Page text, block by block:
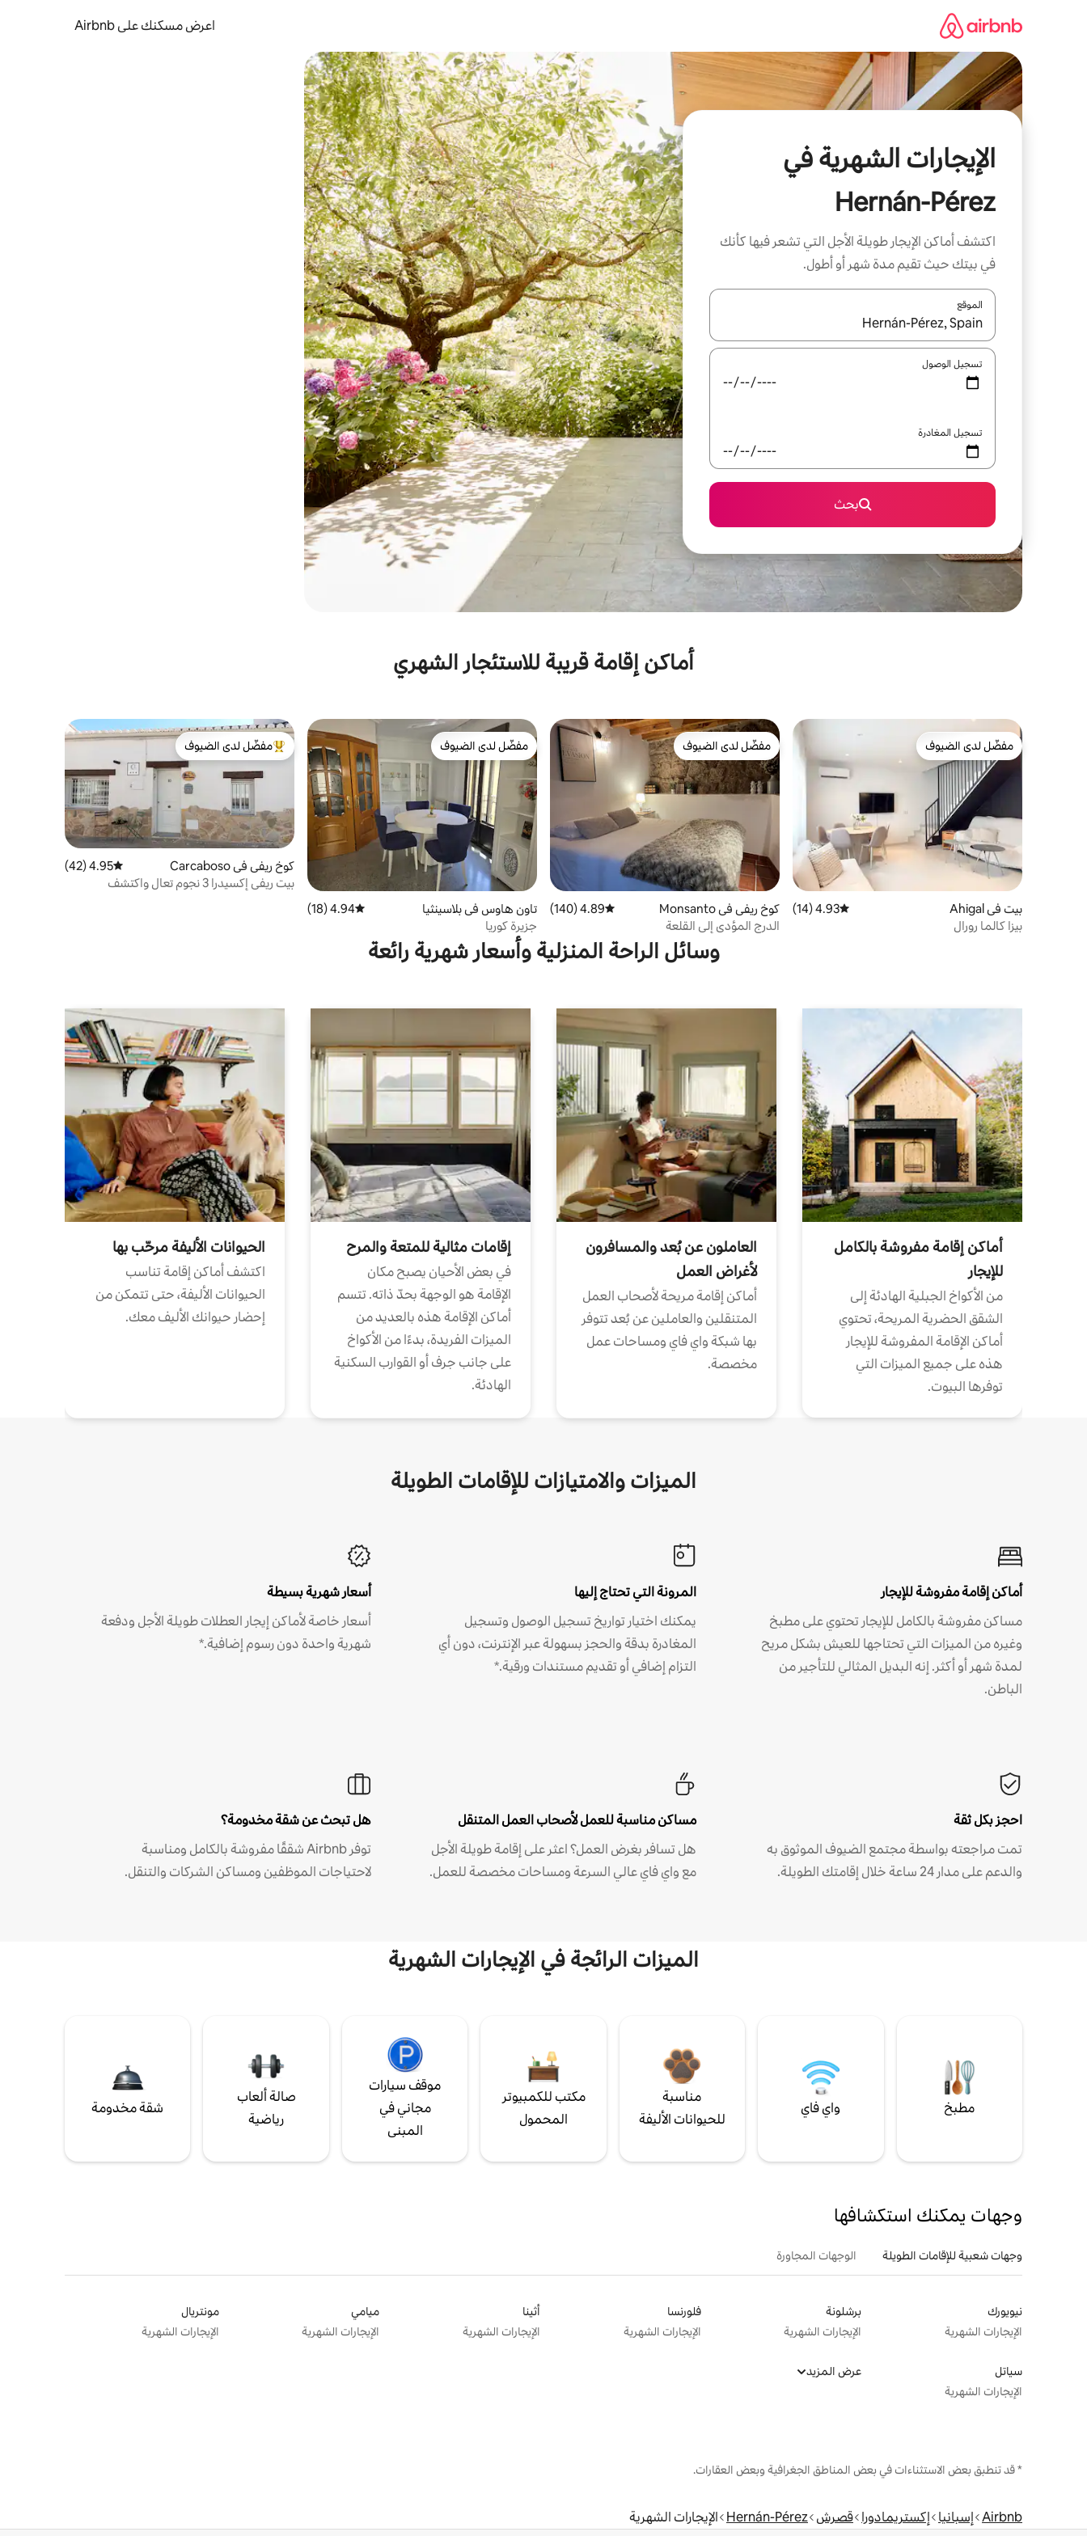
اعرض مسكنك على Airbnb
الإيجارات الشهرية في
Hernán-Pérez
اكتشف أماكن الإيجار طويلة الأجل التي تشعر فيها كأنك
في بيتك حيث تقيم مدة شهر أو أطول.
الموقع
عند توفر النتائج، انتقل باستخدام السهمين لأعلى ولأسفل أو استكشف عن طريق اللمس أو السحب.
تسجيل الوصول
تسجيل المغادرة
بحث
أماكن إقامة قريبة للاستئجار الشهري
مفضّل لدى الضيوف
مفضّل لدى الضيوف
بيت في Ahigal متوسط التقييم 4.93 من 5، 14 مراجعات
4.93 (14)
بيزا كالما رورال
مفضّل لدى الضيوف
مفضّل لدى الضيوف
كوخ ريفي في Monsanto متوسط التقييم 4.89 من 5، 140 مراجعات
4.89 (140)
الدرج المؤدي إلى القلعة
مفضّل لدى الضيوف
مفضّل لدى الضيوف
تاون هاوس في بلاسينثيا متوسط التقييم 4.94 من 5، 18 مراجعات
4.94 (18)
جزيرة كوريا
من أبرز البيوت المفضّلة لدى الضيوف
مفضّل لدى الضيوف
كوخ ريفي في Carcaboso متوسط التقييم 4.95 من 5، 42 مراجعات
4.95 (42)
بيت ريفي إكسيدرا 3 نجوم تعال واكتشف
وسائل الراحة المنزلية وأسعار شهرية رائعة
أماكن إقامة مفروشة بالكامل
للإيجار
من الأكواخ الجبلية الهادئة إلى
الشقق الحضرية المريحة، تحتوي
أماكن الإقامة المفروشة للإيجار
هذه على جميع الميزات التي
توفرها البيوت.
العاملون عن بُعد والمسافرون
لأغراض العمل
أماكن إقامة مريحة لأصحاب العمل
المتنقلين والعاملين عن بُعد تتوفر
بها شبكة واي فاي ومساحات عمل
مخصصة.
إقامات مثالية للمتعة والمرح
في بعض الأحيان يصبح مكان
الإقامة هو الوجهة بحدّ ذاته. تتسم
أماكن الإقامة هذه بالعديد من
الميزات الفريدة، بدءًا من الأكواخ
على جانب جرف أو القوارب السكنية
الهادئة.
الحيوانات الأليفة مرحّب بها
اكتشف أماكن إقامة تناسب
الحيوانات الأليفة، حتى تتمكن من
إحضار حيوانك الأليف معك.
الميزات والامتيازات للإقامات الطويلة
أماكن إقامة مفروشة للإيجار
مساكن مفروشة بالكامل للإيجار تحتوي على مطبخ
وغيره من الميزات التي تحتاجها للعيش بشكل مريح
لمدة شهر أو أكثر. إنه البديل المثالي للتأجير من
الباطن.
المرونة التي تحتاج إليها
يمكنك اختيار تواريخ تسجيل الوصول وتسجيل
المغادرة بدقة والحجز بسهولة عبر الإنترنت، دون أي
التزام إضافي أو تقديم مستندات ورقية.*
أسعار شهرية بسيطة
أسعار خاصة لأماكن إيجار العطلات طويلة الأجل ودفعة
شهرية واحدة دون رسوم إضافية.*
احجز بكل ثقة
تمت مراجعته بواسطة مجتمع الضيوف الموثوق به
والدعم على مدار 24 ساعة خلال إقامتك الطويلة.
مساكن مناسبة للعمل لأصحاب العمل المتنقل
هل تسافر بغرض العمل؟ اعثر على إقامة طويلة الأجل
مع واي فاي عالي السرعة ومساحات مخصصة للعمل.
هل تبحث عن شقة مخدومة؟
توفر Airbnb شققًا مفروشة بالكامل ومناسبة
لاحتياجات الموظفين ومساكن الشركات والتنقل.
الميزات الرائجة في الإيجارات الشهرية
مطبخ واي فاي
مناسبة
للحيوانات الأليفة
مكتب للكمبيوتر
المحمول
موقف سيارات
مجاني في
المبنى
صالة ألعاب
رياضية
شقة مخدومة
وجهات يمكنك استكشافها
وجهات شعبية للإقامات الطويلة الوجهات المجاورة
نيويورك
الإيجارات الشهرية
برشلونة
الإيجارات الشهرية
فلورنسا
الإيجارات الشهرية
أثينا
الإيجارات الشهرية
ميامي
الإيجارات الشهرية
مونتريال
الإيجارات الشهرية
سياتل
الإيجارات الشهرية
عرض المزيد
* قد تنطبق بعض الاستثناءات في بعض المناطق الجغرافية وبعض العقارات.
Airbnb إسبانيا إكستريمادورا قصرش Hernán-Pérez الإيجارات الشهرية